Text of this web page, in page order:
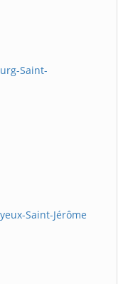
Saint-
Saint-Jérôme